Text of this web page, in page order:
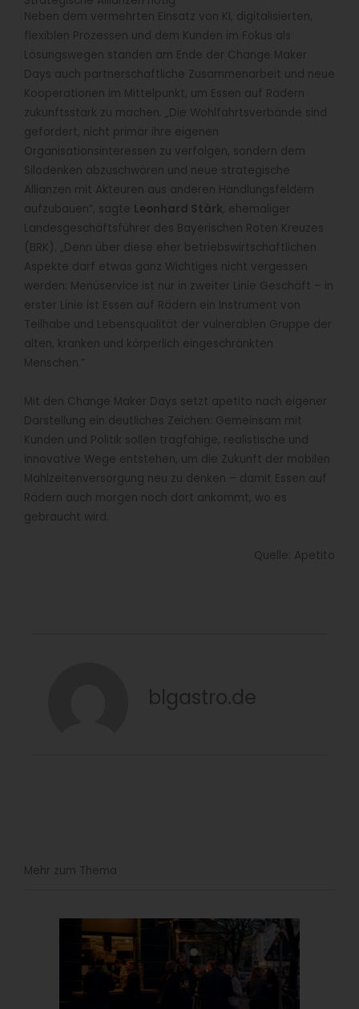
Neben dem vermehrten Einsatz von KI, digitalisierten,
flexiblen Prozessen und dem Kunden im Fokus als
Lösungswegen standen am Ende der Change Maker
Days auch partnerschaftliche Zusammenarbeit und neue
Kooperationen im Mittelpunkt, um Essen auf Rädern
zukunftsstark zu machen. „Die Wohlfahrtsverbände sind
gefordert, nicht primär ihre eigenen
Organisationsinteressen zu verfolgen, sondern dem
Silodenken abzuschwören und neue strategische
Allianzen mit Akteuren aus anderen Handlungsfeldern
aufzubauen“, sagte Leonhard Stärk, ehemaliger
Landesgeschäftsführer des Bayerischen Roten Kreuzes
(BRK). „Denn über diese eher betriebswirtschaftlichen
Aspekte darf etwas ganz Wichtiges nicht vergessen
werden: Menüservice ist nur in zweiter Linie Geschäft – in
erster Linie ist Essen auf Rädern ein Instrument von
Teilhabe und Lebensqualität der vulnerablen Gruppe der
alten, kranken und körperlich eingeschränkten
Menschen.”
Mit den Change Maker Days setzt apetito nach eigener
Darstellung ein deutliches Zeichen: Gemeinsam mit
Kunden und Politik sollen tragfähige, realistische und
innovative Wege entstehen, um die Zukunft der mobilen
Mahlzeitenversorgung neu zu denken – damit Essen auf
Rädern auch morgen noch dort ankommt, wo es
gebraucht wird.
Quelle: Apetito
blgastro.de
Mehr zum Thema